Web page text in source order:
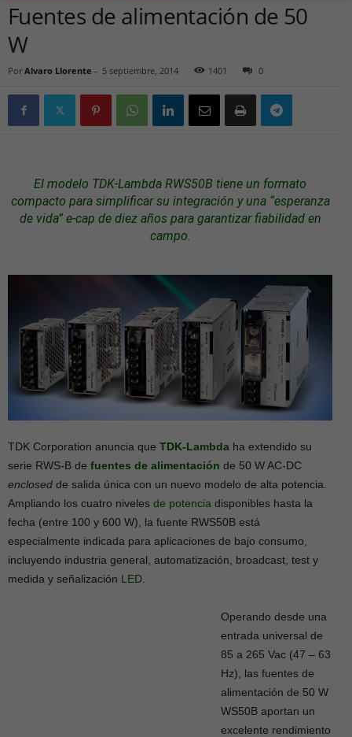
Fuentes de alimentación de 50
W
Por Alvaro Llorente - 5 septiembre, 2014 1401 0
El modelo TDK-Lambda RWS50B tiene un formato
compacto para simplificar su integración y una “esperanza
de vida” e-cap de diez años para garantizar fiabilidad en
campo.
TDK Corporation anuncia que TDK-Lambda ha extendido su
serie RWS-B de fuentes de alimentación de 50 W AC-DC
enclosed de salida única con un nuevo modelo de alta potencia.
Ampliando los cuatro niveles de potencia disponibles hasta la
fecha (entre 100 y 600 W), la fuente RWS50B está
especialmente indicada para aplicaciones de bajo consumo,
incluyendo industria general, automatización, broadcast, test y
medida y señalización LED
Operando desde una
entrada universal de
85 a 265 Vac (47 – 63
Hz), las fuentes de
alimentación de 50 W
WS50B aportan un
excelente rendimiento